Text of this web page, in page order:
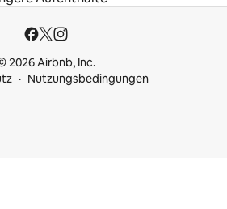
2026 Airbnb, Inc.
Nutzungsbedingungen